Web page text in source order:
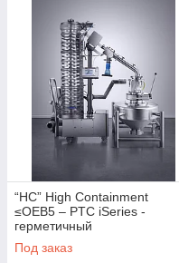
“HC” High Containment
≤OEB5 – PTC iSeries -
герметичный
обеспыливатель таблеток и
капсул. Нержавеющая сталь
Под заказ